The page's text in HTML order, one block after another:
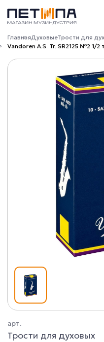
ГлавнаяДуховыеТрости для
Vandoren A.S. Tr. SR2125 №2 1/
арт.
Трости для духовых